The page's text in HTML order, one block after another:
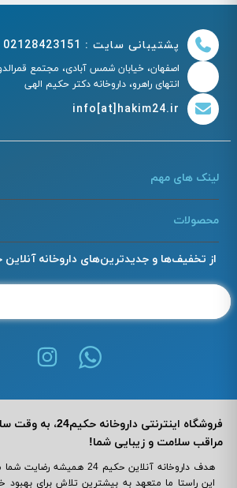
پشتیبانی سایت : 02128423151
اصفهان، خیابان شمس آبادی، مجتمع
انتهای راهرو، داروخانه دکتر حکیم الهی
info[at]hakim24.ir
لینک های مهم
محصولات
از تخفیف‌ها و جدیدترین‌های داروخانه آنلاین حکیم24
مراقب سلامت و زیبایی شما!
هدف داروخانه آنلاین حکیم 24
این راستا ما متعهد به بیشترین تلاش برای بهبود